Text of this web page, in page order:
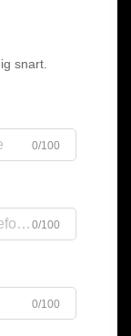
snart.
0/100
0/100
0/100